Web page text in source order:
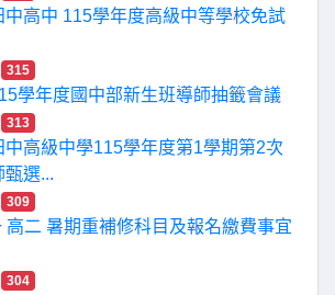
中高中 115學年度高級中等學校免試
315
學年度國中部新生班導師抽籤會議
313
中高級中學115學年度第1學期第2次
選...
309
高二 暑期重補修科目及報名繳費事宜
304